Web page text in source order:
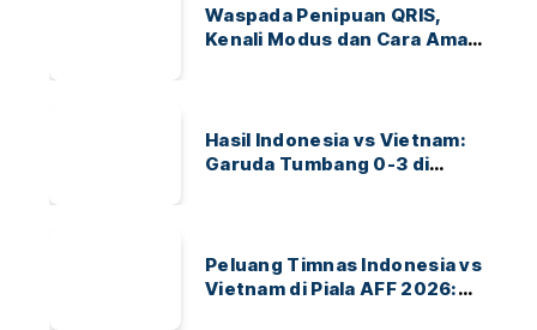
Waspada Penipuan QRIS,
Kenali Modus dan Cara Aman
Hasil Indonesia vs Vietnam:
Garuda Tumbang 0-3 di
Peluang Timnas Indonesia vs
Vietnam di Piala AFF 2026: